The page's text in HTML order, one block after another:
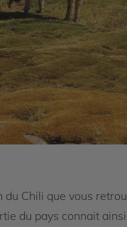
du Chili que vous
du pays connait